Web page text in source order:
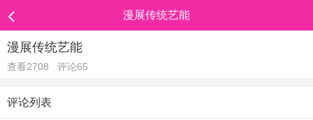
漫展传统艺能
漫展传统艺能
查看2708 评论65
评论列表